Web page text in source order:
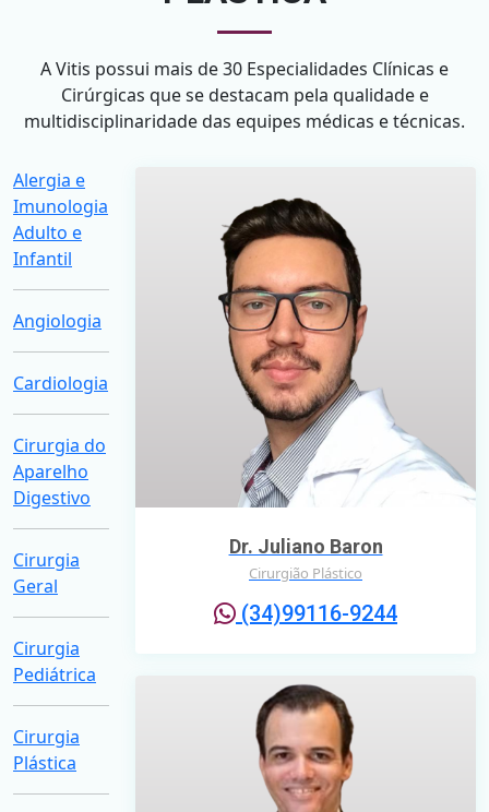
A Vitis possui mais de 30 Especialidades Clínicas e
Cirúrgicas que se destacam pela qualidade e
multidisciplinaridade das equipes médicas e técnicas.
Alergia e
Imunologia
Adulto e
Infantil
Angiologia
Cardiologia
Cirurgia do
Aparelho
Digestivo
Cirurgia
Geral
Cirurgia
Pediátrica
Cirurgia
Plástica
Dr. Juliano Baron
Cirurgião Plástico
(34)99116-9244